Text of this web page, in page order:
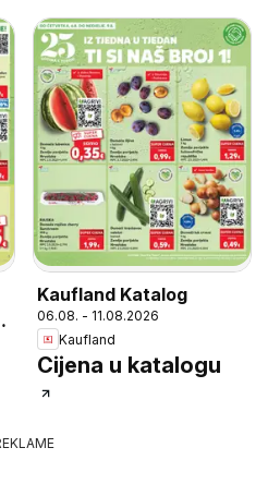
Kaufland Katalog
06.08. - 11.08.2026
Kaufland
Cijena u katalogu